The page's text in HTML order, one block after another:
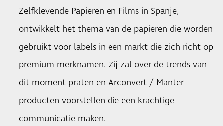
Zelfklevende Papieren en Films in Spanje,
ontwikkelt het thema van de papieren die worden
gebruikt voor labels in een markt die zich richt op
premium merknamen. Zij zal over de trends van
dit moment praten en Arconvert / Manter
producten voorstellen die een krachtige
communicatie maken.